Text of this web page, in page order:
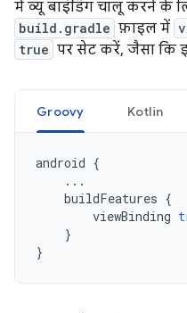
में व्यू बाइंडिंग चालू करने के
build.gradle फ़ाइल में
true पर सेट करें, जैसा कि
Groovy Kotlin
android {
...
buildFeatures {
viewBinding
}
}